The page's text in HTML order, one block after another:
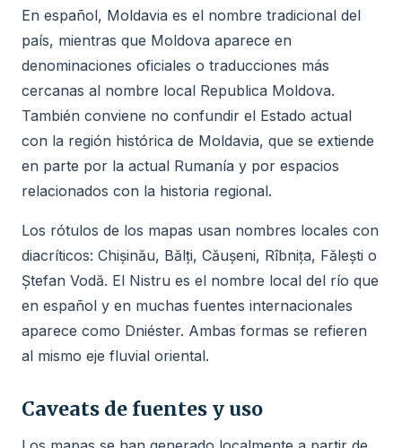
En español, Moldavia es el nombre tradicional del
país, mientras que Moldova aparece en
denominaciones oficiales o traducciones más
cercanas al nombre local Republica Moldova.
También conviene no confundir el Estado actual
con la región histórica de Moldavia, que se extiende
en parte por la actual Rumanía y por espacios
relacionados con la historia regional.
Los rótulos de los mapas usan nombres locales con
diacríticos: Chișinău, Bălți, Căușeni, Rîbnița, Fălești o
Ștefan Vodă. El Nistru es el nombre local del río que
en español y en muchas fuentes internacionales
aparece como Dniéster. Ambas formas se refieren
al mismo eje fluvial oriental.
Caveats de fuentes y uso